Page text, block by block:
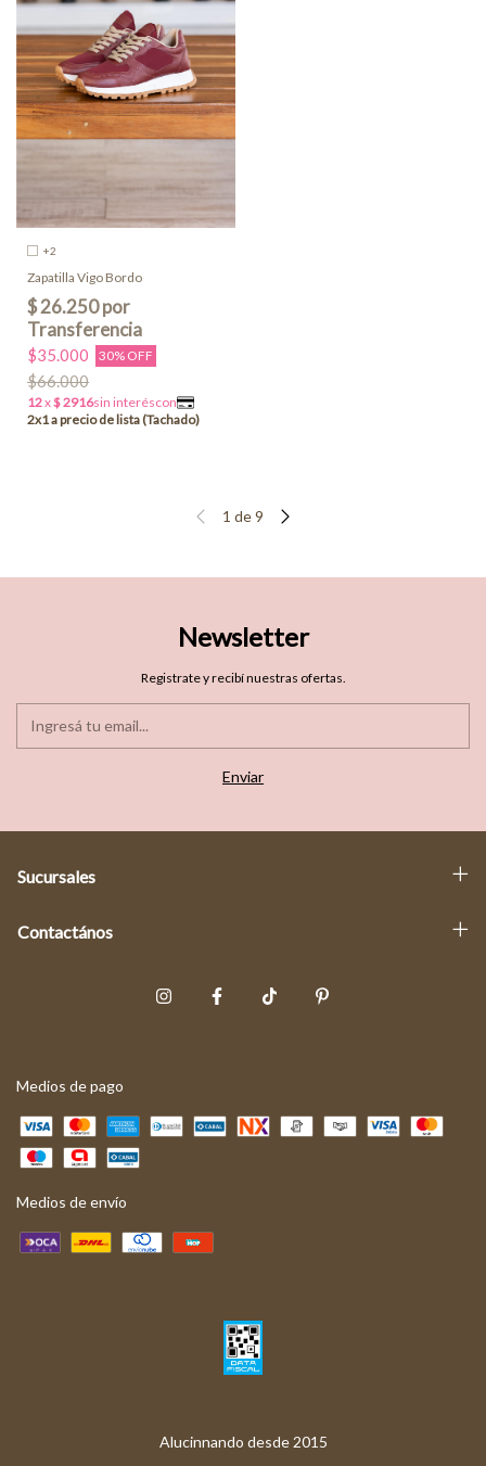
+2
Zapatilla Vigo Bordo
$35.000 30% OFF
$66.000
1 de9
Newsletter
Registrate y recibí nuestras ofertas.
Sucursales
Contactános
Medios de pago
Medios de envío